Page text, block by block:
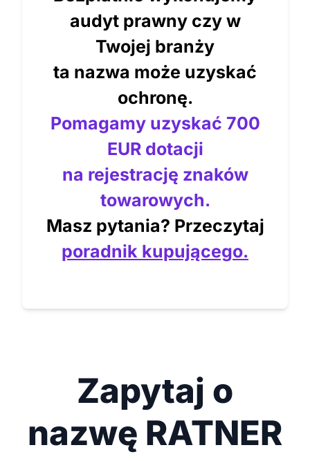
audyt prawny czy w
Twojej branży
ta nazwa może uzyskać
ochronę.
Pomagamy uzyskać 700
EUR dotacji
na rejestrację znaków
towarowych.
Masz pytania? Przeczytaj
poradnik kupującego.
Zapytaj o
nazwę RATNER